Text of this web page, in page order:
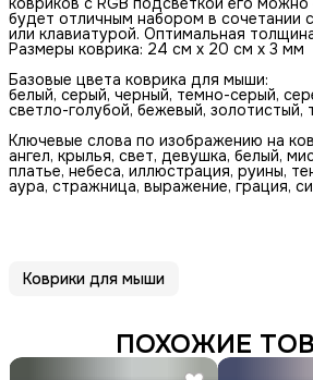
будет отличным набором в сочетании
или клавиатурой. Оптимальная
Размеры коврика: 24 см x 20 см x 3 мм
Базовые цвета коврика для мыши:
белый, серый, черный, темно-серый,
светло-голубой, бежевый, золотистый,
Ключевые слова по изображению на
ангел, крылья, свет, девушка, белый,
платье, небеса, иллюстрация, руины,
аура, стражница, выражение, грация,
Коврики для мыши
ПОХОЖИЕ